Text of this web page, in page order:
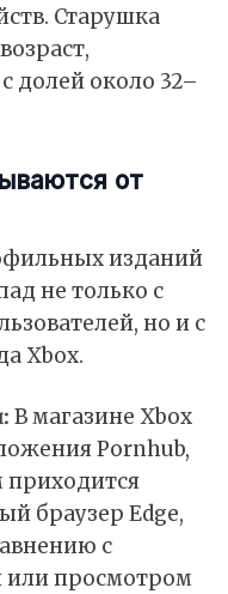
Старушка
долей около 32–
от
изданий
не только с
но и с
Xbox.
В магазине Xbox
Pornhub,
приходится
браузер Edge,
с
просмотром